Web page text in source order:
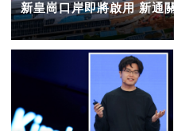
新皇崗口岸即將啟用 新通